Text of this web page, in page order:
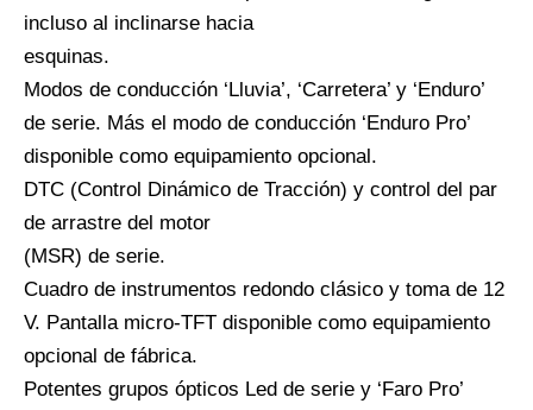
incluso al inclinarse hacia
esquinas.
Modos de conducción ‘Lluvia’, ‘Carretera’ y ‘Enduro’
de serie. Más el modo de conducción ‘Enduro Pro’
disponible como equipamiento opcional.
DTC (Control Dinámico de Tracción) y control del par
de arrastre del motor
(MSR) de serie.
Cuadro de instrumentos redondo clásico y toma de 12
V. Pantalla micro-TFT disponible como equipamiento
opcional de fábrica.
Potentes grupos ópticos Led de serie y ‘Faro Pro’